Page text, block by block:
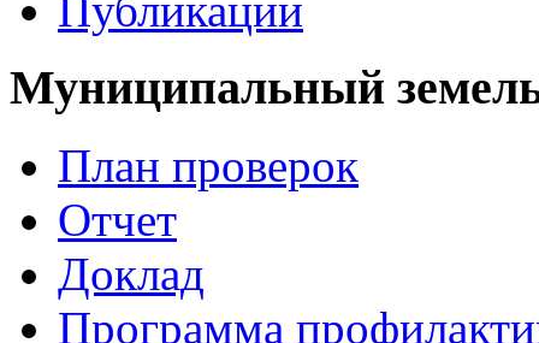
Муниципальный
План проверок
Отчет
Доклад
Программа